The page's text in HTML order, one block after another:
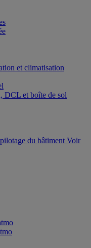
et climatisation
DCL et boîte de sol
du bâtiment Voir